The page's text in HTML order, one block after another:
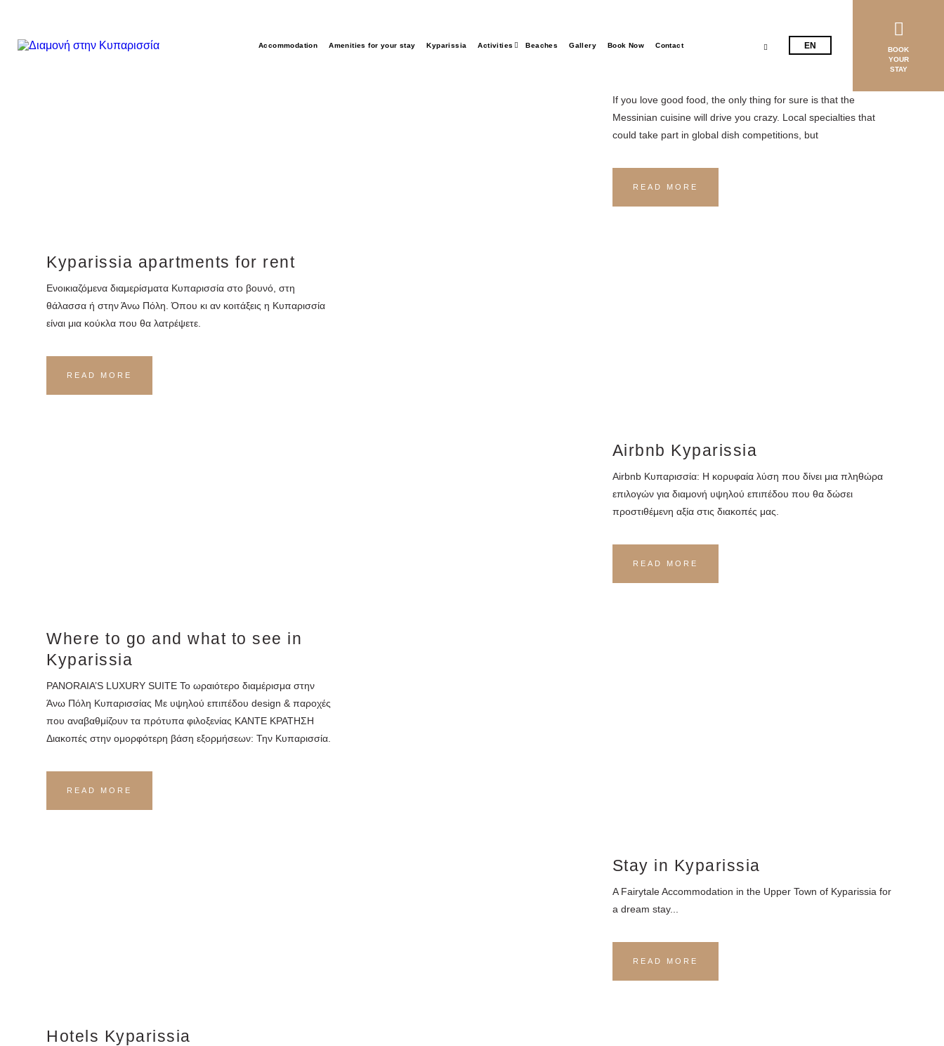
Accommodation Amenities for your stay Kyparissia Activities Beaches Gallery Book Now Contact EN
BOOK
YOUR
STAY
Kyparissia – Enjoy the local
specialties and indulge in a feast
If you love good food, the only thing for sure is that the
Messinian cuisine will drive you crazy. Local specialties that
could take part in global dish competitions, but
READ MORE
Kyparissia apartments for rent
Ενοικιαζόμενα διαμερίσματα Κυπαρισσία στο βουνό, στη
θάλασσα ή στην Άνω Πόλη. Όπου κι αν κοιτάξεις η Κυπαρισσία
είναι μια κούκλα που θα λατρέψετε.
READ MORE
Airbnb Kyparissia
Airbnb Κυπαρισσία: Η κορυφαία λύση που δίνει μια πληθώρα
επιλογών για διαμονή υψηλού επιπέδου που θα δώσει
προστιθέμενη αξία στις διακοπές μας.
READ MORE
Where to go and what to see in
Kyparissia
PANORAIA’S LUXURY SUITE Το ωραιότερο διαμέρισμα στην
Άνω Πόλη Κυπαρισσίας Με υψηλού επιπέδου design & παροχές
που αναβαθμίζουν τα πρότυπα φιλοξενίας ΚΑΝΤΕ ΚΡΑΤΗΣΗ
Διακοπές στην ομορφότερη βάση εξορμήσεων: Την Κυπαρισσία.
READ MORE
Stay in Kyparissia
A Fairytale Accommodation in the Upper Town of Kyparissia for
a dream stay...
READ MORE
Hotels Kyparissia